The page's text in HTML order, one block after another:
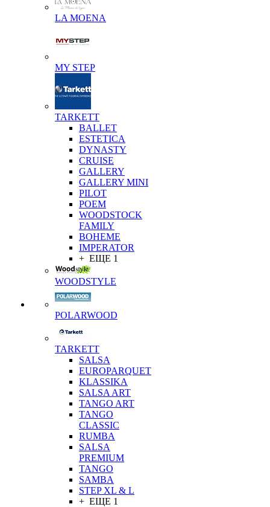
LA MOENA
MY STEP
TARKETT
BALLET
ESTETICA
DYNASTY
CRUISE
GALLERY
GALLERY MINI
PILOT
POEM
WOODSTOCK
FAMILY
BOHEME
IMPERATOR
+ ЕЩЕ 1
WOODSTYLE
POLARWOOD
TARKETT
SALSA
EUROPARQUET
KLASSIKA
SALSA ART
TANGO ART
TANGO
CLASSIC
RUMBA
SALSA
PREMIUM
TANGO
SAMBA
STEP XL & L
+ ЕЩЕ 1